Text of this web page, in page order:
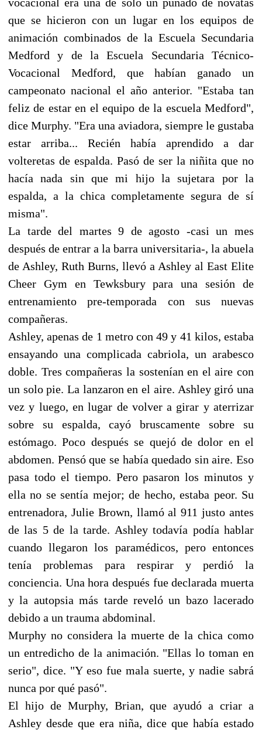
que se hicieron con un lugar en los equipos de
animación combinados de la Escuela Secundaria
Medford y de la Escuela Secundaria Técnico-
Vocacional Medford, que habían ganado un
campeonato nacional el año anterior. "Estaba tan
feliz de estar en el equipo de la escuela Medford",
dice Murphy. "Era una aviadora, siempre le gustaba
estar arriba... Recién había aprendido a dar
volteretas de espalda. Pasó de ser la niñita que no
hacía nada sin que mi hijo la sujetara por la
espalda, a la chica completamente segura de sí
misma".
La tarde del martes 9 de agosto -casi un mes
después de entrar a la barra universitaria-, la abuela
de Ashley, Ruth Burns, llevó a Ashley al East Elite
Cheer Gym en Tewksbury para una sesión de
entrenamiento pre-temporada con sus nuevas
compañeras.
Ashley, apenas de 1 metro con 49 y 41 kilos, estaba
ensayando una complicada cabriola, un arabesco
doble. Tres compañeras la sostenían en el aire con
un solo pie. La lanzaron en el aire. Ashley giró una
vez y luego, en lugar de volver a girar y aterrizar
sobre su espalda, cayó bruscamente sobre su
estómago. Poco después se quejó de dolor en el
abdomen. Pensó que se había quedado sin aire. Eso
pasa todo el tiempo. Pero pasaron los minutos y
ella no se sentía mejor; de hecho, estaba peor. Su
entrenadora, Julie Brown, llamó al 911 justo antes
de las 5 de la tarde. Ashley todavía podía hablar
cuando llegaron los paramédicos, pero entonces
tenía problemas para respirar y perdió la
conciencia. Una hora después fue declarada muerta
y la autopsia más tarde reveló un bazo lacerado
debido a un trauma abdominal.
Murphy no considera la muerte de la chica como
un entredicho de la animación. "Ellas lo toman en
serio", dice. "Y eso fue mala suerte, y nadie sabrá
nunca por qué pasó".
El hijo de Murphy, Brian, que ayudó a criar a
Ashley desde que era niña, dice que había estado